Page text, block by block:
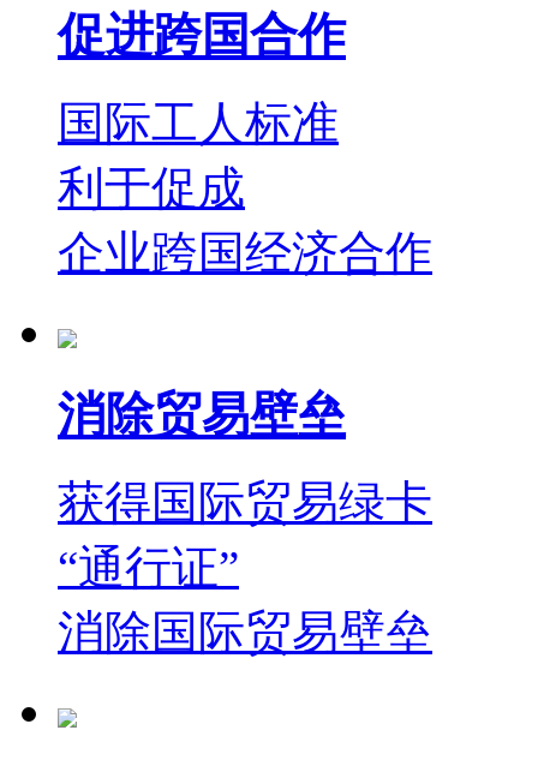
促进跨国合作
国际工人标准
利于促成
企业跨国经济合作
消除贸易壁垒
获得国际贸易绿卡
“通行证”
消除国际贸易壁垒